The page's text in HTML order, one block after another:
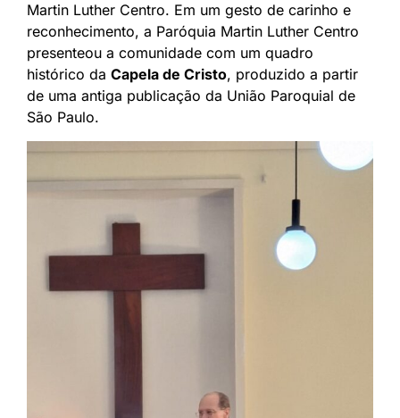
Martin Luther Centro. Em um gesto de carinho e
reconhecimento, a Paróquia Martin Luther Centro
presenteou a comunidade com um quadro
histórico da Capela de Cristo, produzido a partir
de uma antiga publicação da União Paroquial de
São Paulo.